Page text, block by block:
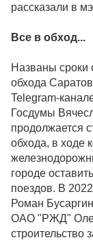
рассказали в
Все в обход...
Названы сроки
обхода
Telegram-
Госдумы
продолжается
обхода, в ходе
городе
поездов. В
Роман
ОАО "РЖД"
строительство